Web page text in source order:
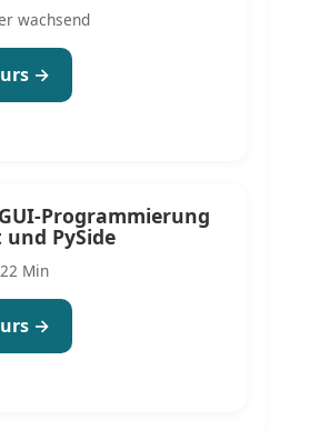
wachsend
→
Programmierung
PySide
Min
→